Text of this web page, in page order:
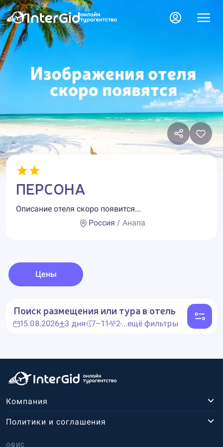
ПЕРСОНА
Описание отеля скоро появится...
Россия / Анапа
Цены
Поиск размещения или тура в отель
15.08.2026 3 дня 7–11 2...ещё фильтры
Компания
ОФИС
Политики и соглашения